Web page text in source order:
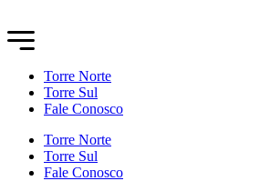
Torre Norte
Torre Sul
Fale Conosco
Torre Norte
Torre Sul
Fale Conosco